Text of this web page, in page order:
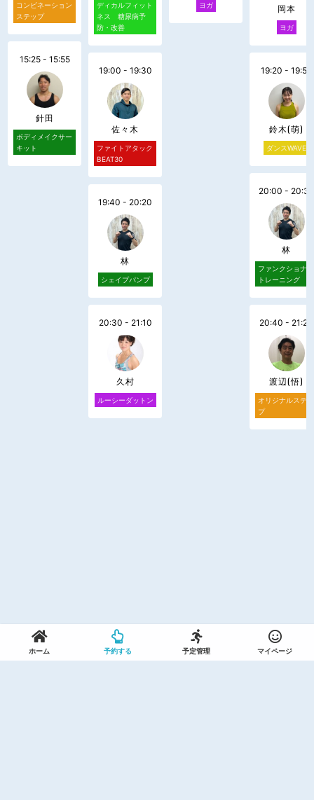
コンビネーション
ステップ
15:25 - 15:55
針田
ボディメイクサー
キット
ディカルフィット
ネス 糖尿病予
防・改善
19:00 - 19:30
佐々木
ファイトアタック
BEAT30
19:40 - 20:20
林
シェイプパンプ
20:30 - 21:10
久村
ルーシーダットン
ヨガ 岡本
ヨガ
19:20 - 19:50
鈴木(萌)
ダンスWAVE
20:00 - 20:30
林
ファンクショナル
トレーニング
20:40 - 21:20
渡辺(悟)
オリジナルステッ
プ
ホーム 予約する 予定管理 マイページ